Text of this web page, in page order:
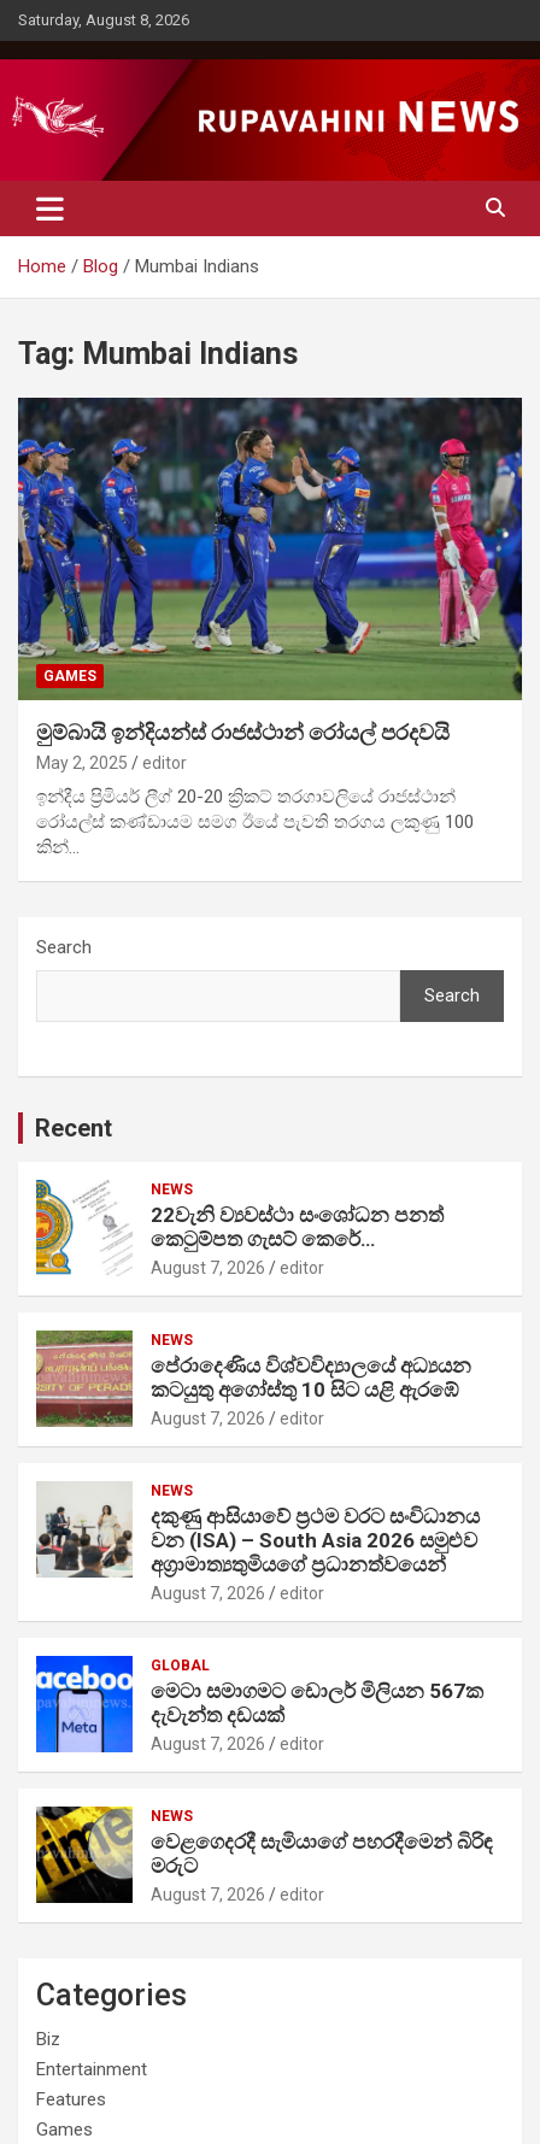
Skip
to
content
Saturday, August 8, 2026
Rupavahini News
Home Blog Mumbai Indians
Tag: Mumbai Indians
GAMES
මුම්බායි ඉන්දියන්ස් රාජස්ථාන් රෝයල් පරදවයි
May 2, 2025 editor
ඉන්දීය ප්‍රිමියර් ලීග් 20-20 ක්‍රිකට් තරගාවලියේ රාජස්ථාන්
රෝයල්ස් කණ්ඩායම සමග ඊයේ පැවති තරගය ලකුණු 100
කින්…
Search
Search
Recent
NEWS
22වැනි ව්‍යවස්ථා සංශෝධන පනත්
කෙටුම්පත ගැසට් කෙරේ…
August 7, 2026 editor
NEWS
පේරාදෙණිය විශ්වවිද්‍යාලයේ අධ්‍යයන
කටයුතු අගෝස්තු 10 සිට යළි ඇරඹේ
August 7, 2026 editor
NEWS
දකුණු ආසියාවේ ප්‍රථම වරට සංවිධානය
වන (ISA) – South Asia 2026 සමුළුව
අග්‍රාමාත්‍යතුමියගේ ප්‍රධානත්වයෙන්
August 7, 2026 editor
GLOBAL
මෙටා සමාගමට ඩොලර් මිලියන 567ක
දැවැන්ත දඩයක්
August 7, 2026 editor
NEWS
වෙළගෙදරදී සැමියාගේ පහරදීමෙන් බිරිඳ
මරුට
August 7, 2026 editor
Categories
Biz
Entertainment
Features
Games